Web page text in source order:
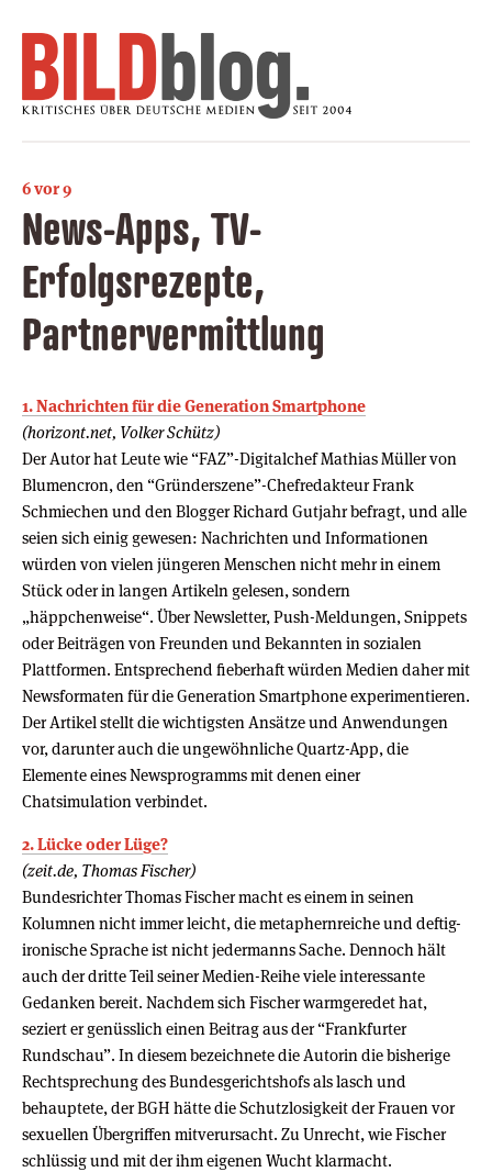
6 vor 9
News-Apps, TV-
Erfolgsrezepte,
Partnervermittlung
1. Nachrichten für die Generation Smartphone
(horizont.net, Volker Schütz)
Der Autor hat Leute wie “FAZ”-Digitalchef Mathias Müller von
Blumencron, den “Gründerszene”-Chefredakteur Frank
Schmiechen und den Blogger Richard Gutjahr befragt, und alle
seien sich einig gewesen: Nachrichten und Informationen
würden von vielen jüngeren Menschen nicht mehr in einem
Stück oder in langen Artikeln gelesen, sondern
„häppchenweise“. Über Newsletter, Push-Meldungen, Snippets
oder Beiträgen von Freunden und Bekannten in sozialen
Plattformen. Entsprechend fieberhaft würden Medien daher mit
Newsformaten für die Generation Smartphone experimentieren.
Der Artikel stellt die wichtigsten Ansätze und Anwendungen
vor, darunter auch die ungewöhnliche Quartz-App, die
Elemente eines Newsprogramms mit denen einer
Chatsimulation verbindet.
2. Lücke oder Lüge?
(zeit.de, Thomas Fischer)
Bundesrichter Thomas Fischer macht es einem in seinen
Kolumnen nicht immer leicht, die metaphernreiche und deftig-
ironische Sprache ist nicht jedermanns Sache. Dennoch hält
auch der dritte Teil seiner Medien-Reihe viele interessante
Gedanken bereit. Nachdem sich Fischer warmgeredet hat,
seziert er genüsslich einen Beitrag aus der “Frankfurter
Rundschau”. In diesem bezeichnete die Autorin die bisherige
Rechtsprechung des Bundesgerichtshofs als lasch und
behauptete, der BGH hätte die Schutzlosigkeit der Frauen vor
sexuellen Übergriffen mitverursacht. Zu Unrecht, wie Fischer
schlüssig und mit der ihm eigenen Wucht klarmacht.